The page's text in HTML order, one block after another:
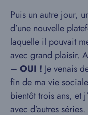
Puis un autre jour,
d’une nouvelle
laquelle il pouvait
avec grand plaisir.
– OUI ! Je venais
fin de ma vie
bientôt trois ans, et
avec d’autres